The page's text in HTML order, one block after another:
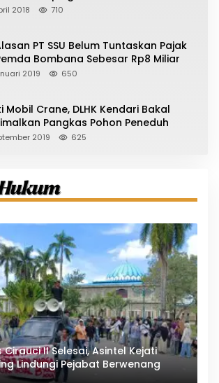
2018 710
PT SSU Belum Tuntaskan Pajak
Bombana Sebesar Rp8 Miliar
2019 650
Mobil Crane, DLHK Kendari Bakal
Pangkas Pohon Peneduh
2019 625
Cirauci II Selesai, Asintel Kejati
Lindungi Pejabat Berwenang